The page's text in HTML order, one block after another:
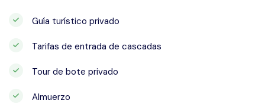
Guía turístico privado
Tarifas de entrada de cascadas
Tour de bote privado
Almuerzo